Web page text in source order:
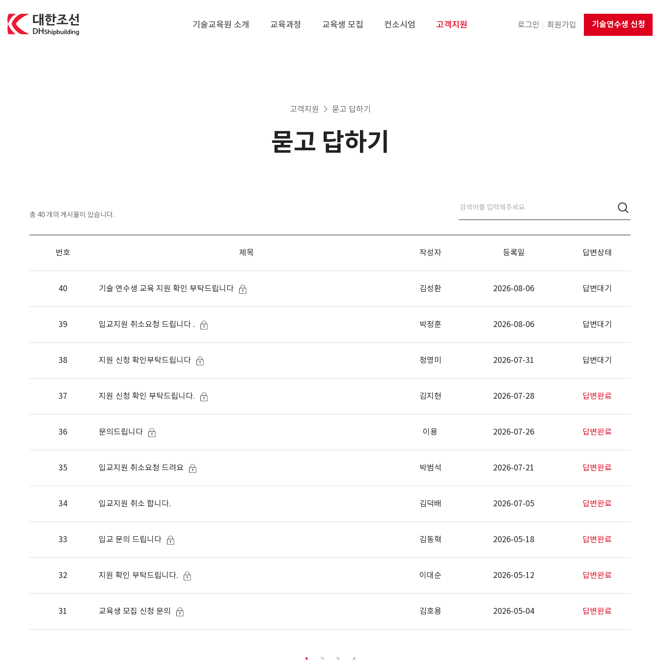
대한조선주식회사
기술교육원 소개 교육과정 교육생 모집 컨소시엄 고객지원 로그인 회원가입 기술연수생 신청
고객지원 묻고 답하기
묻고 답하기
총 40 개의 게시물이 있습니다.
번호 제목 작성자 등록일 답변상태
40 기술 연수생 교육 지원 확인 부탁드립니다 김성환 2026-08-06 답변대기
39 입교지원 취소요청 드립니다 . 박정훈 2026-08-06 답변대기
38 지원 신청 확인부탁드립니다 정영미 2026-07-31 답변대기
37 지원 신청 확인 부탁드립니다. 김지현 2026-07-28 답변완료
36 문의드립니다 이용 2026-07-26 답변완료
35 입교지원 취소요청 드려요 박범석 2026-07-21 답변완료
34 입교지원 취소 합니다. 김덕배 2026-07-05 답변완료
33 입교 문의 드립니다 김동혁 2026-05-18 답변완료
32 지원 확인 부탁드립니다. 이대순 2026-05-12 답변완료
31 교육생 모집 신청 문의 김호용 2026-05-04 답변완료